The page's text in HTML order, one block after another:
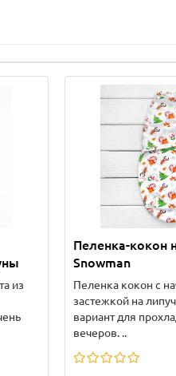
из
Пеленка-кокон
Snowman
Пеленка кокон с
застежкой на
вариант для
вечеров. ..